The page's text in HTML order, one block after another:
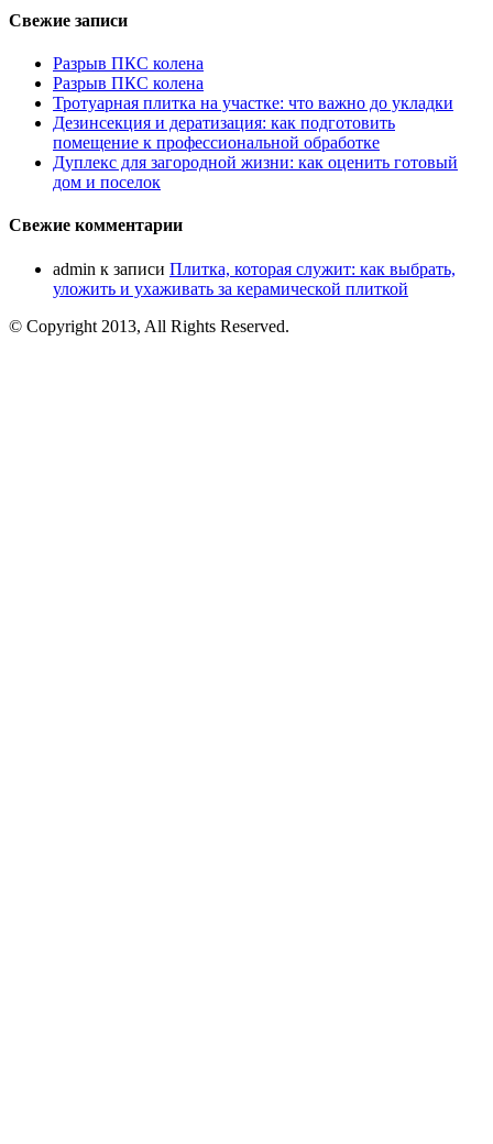
Свежие записи
Разрыв ПКС колена
Разрыв ПКС колена
Тротуарная плитка на участке: что важно до укладки
Дезинсекция и дератизация: как подготовить
помещение к профессиональной обработке
Дуплекс для загородной жизни: как оценить готовый
дом и поселок
Свежие комментарии
admin к записи Плитка, которая служит: как выбрать,
уложить и ухаживать за керамической плиткой
© Copyright 2013, All Rights Reserved.